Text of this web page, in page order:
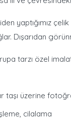
yaptığımız
Dışarıdan
tarzı özel
taşı üzerine
cilalama